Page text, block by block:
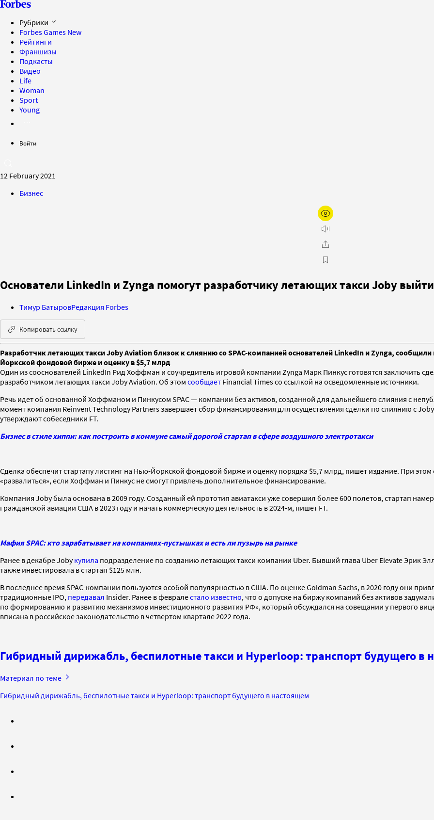
Рубрики
Forbes Games New
Рейтинги
Франшизы
Подкасты
Видео
Life
Woman
Sport
Young
Войти
12 February 2021
Бизнес
Основатели LinkedIn и Zynga помогут разработчику летающих такси Joby
Тимур БатыровРедакция Forbes
Копировать ссылку
Разработчик летающих такси Joby Aviation близок к слиянию со SPAC-компанией основателей LinkedIn и Zynga, сообщили
Йоркской фондовой бирже и оценку в $5,7 млрд
Один из сооснователей LinkedIn Рид Хоффман и соучредитель игровой компании Zynga Марк Пинкус готовятся заключить
разработчиком летающих такси Joby Aviation. Об этом сообщает Financial Times со ссылкой на осведомленные источники.
Речь идет об основанной Хоффманом и Пинкусом SPAC — компании без активов, созданной для дальнейшего слияния с
момент компания Reinvent Technology Partners завершает сбор финансирования для осуществления сделки по слиянию с
утверждают собеседники FT.
Бизнес в стиле хиппи: как построить в коммуне самый дорогой стартап в сфере воздушного электротакси
Сделка обеспечит стартапу листинг на Нью-Йоркской фондовой бирже и оценку порядка $5,7 млрд, пишет издание. При
«развалиться», если Хоффман и Пинкус не смогут привлечь дополнительное финансирование.
Компания Joby была основана в 2009 году. Созданный ей прототип авиатакси уже совершил более 600 полетов, стартап
гражданской авиации США в 2023 году и начать коммерческую деятельность в 2024-м, пишет FT.
Мафия SPAC: кто зарабатывает на компаниях-пустышках и есть ли пузырь на рынке
Ранее в декабре Jobyкупила подразделение по созданию летающих такси компании Uber. Бывший глава Uber Elevate Эрик
также инвестировала в стартап $125 млн.
В последнее время SPAC-компании пользуются особой популярностью в США. По оценке Goldman Sachs, в 2020 году они
традиционные IPO, передавал Insider. Ранее в февралестало известно, что о допуске на биржу компаний без активов
по формированию и развитию механизмов инвестиционного развития РФ», который обсуждался на совещании у первого
вписана в российское законодательство в четвертом квартале 2022 года.
Гибридный дирижабль, беспилотные такси и Hyperloop: транспорт будущего в
Материал по теме
Гибридный дирижабль, беспилотные такси и Hyperloop: транспорт будущего в настоящем